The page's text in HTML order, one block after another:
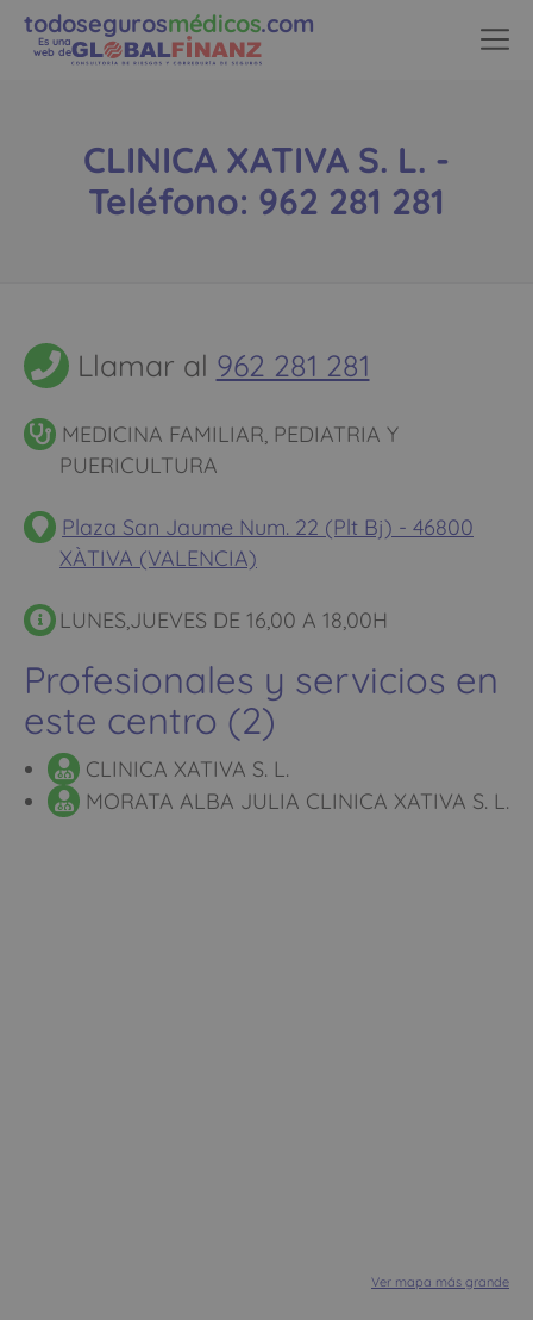
todosegurosmédicos.com
Es una
web de
CLINICA XATIVA S. L. -
Teléfono: 962 281 281
Llamar al 962 281 281
MEDICINA FAMILIAR, PEDIATRIA Y
PUERICULTURA
Plaza San Jaume Num. 22 (Plt Bj) - 46800
XÀTIVA (VALENCIA)
LUNES,JUEVES DE 16,00 A 18,00H
Profesionales y servicios en
este centro (2)
CLINICA XATIVA S. L.
MORATA ALBA JULIA CLINICA XATIVA S. L.
Ver mapa más grande